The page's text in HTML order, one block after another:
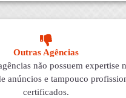
Outras Agências
não possuem expertise
anúncios e tampouco
certificados.